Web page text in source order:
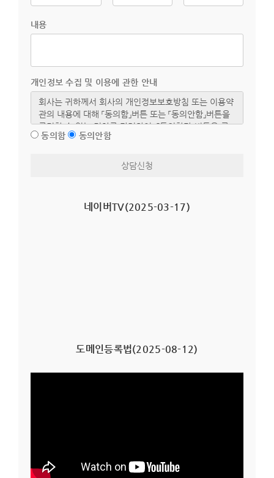
내용
개인정보 수집 및 이용에 관한 안내
동의함 동의안함
상담신청
네이버TV(2025-03-17)
도메인등록법(2025-08-12)